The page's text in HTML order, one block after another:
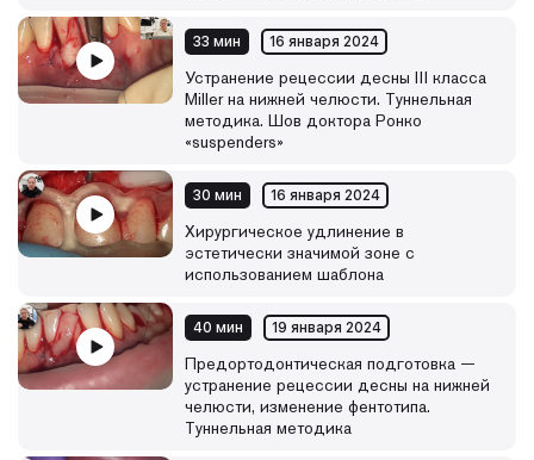
33 мин 16 января 2024
Устранение рецессии десны III класса
Miller на нижней челюсти. Туннельная
методика. Шов доктора Ронко
«suspenders»
30 мин 16 января 2024
Хирургическое удлинение в
эстетически значимой зоне с
использованием шаблона
40 мин 19 января 2024
Предортодонтическая подготовка —
устранение рецессии десны на нижней
челюсти, изменение фентотипа.
Туннельная методика